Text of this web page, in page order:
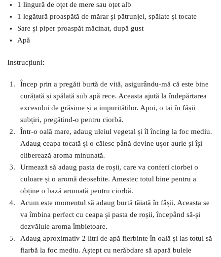
1 lingură de oțet de mere sau oțet alb
1 legătură proaspătă de mărar și pătrunjel, spălate și tocate
Sare și piper proaspăt măcinat, după gust
Apă
Instrucțiuni:
Încep prin a pregăti burtă de vită, asigurându-mă că este bine
curățată și spălată sub apă rece. Aceasta ajută la îndepărtarea
excesului de grăsime și a impurităților. Apoi, o tai în fâșii
subțiri, pregătind-o pentru ciorbă.
Într-o oală mare, adaug uleiul vegetal și îl încing la foc mediu.
Adaug ceapa tocată și o călesc până devine ușor aurie și își
eliberează aroma minunată.
Urmează să adaug pasta de roșii, care va conferi ciorbei o
culoare și o aromă deosebite. Amestec totul bine pentru a
obține o bază aromată pentru ciorbă.
Acum este momentul să adaug burtă tăiată în fâșii. Aceasta se
va îmbina perfect cu ceapa și pasta de roșii, începând să-și
dezvăluie aroma îmbietoare.
Adaug aproximativ 2 litri de apă fierbinte în oală și las totul să
fiarbă la foc mediu. Aștept cu nerăbdare să apară bulele